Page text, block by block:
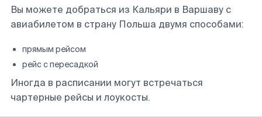
Вы можете добраться из Кальяри в Варшаву с
авиабилетом в страну Польша двумя способами:
прямым рейсом
рейс с пересадкой
Иногда в расписании могут встречаться
чартерные рейсы и лоукосты.